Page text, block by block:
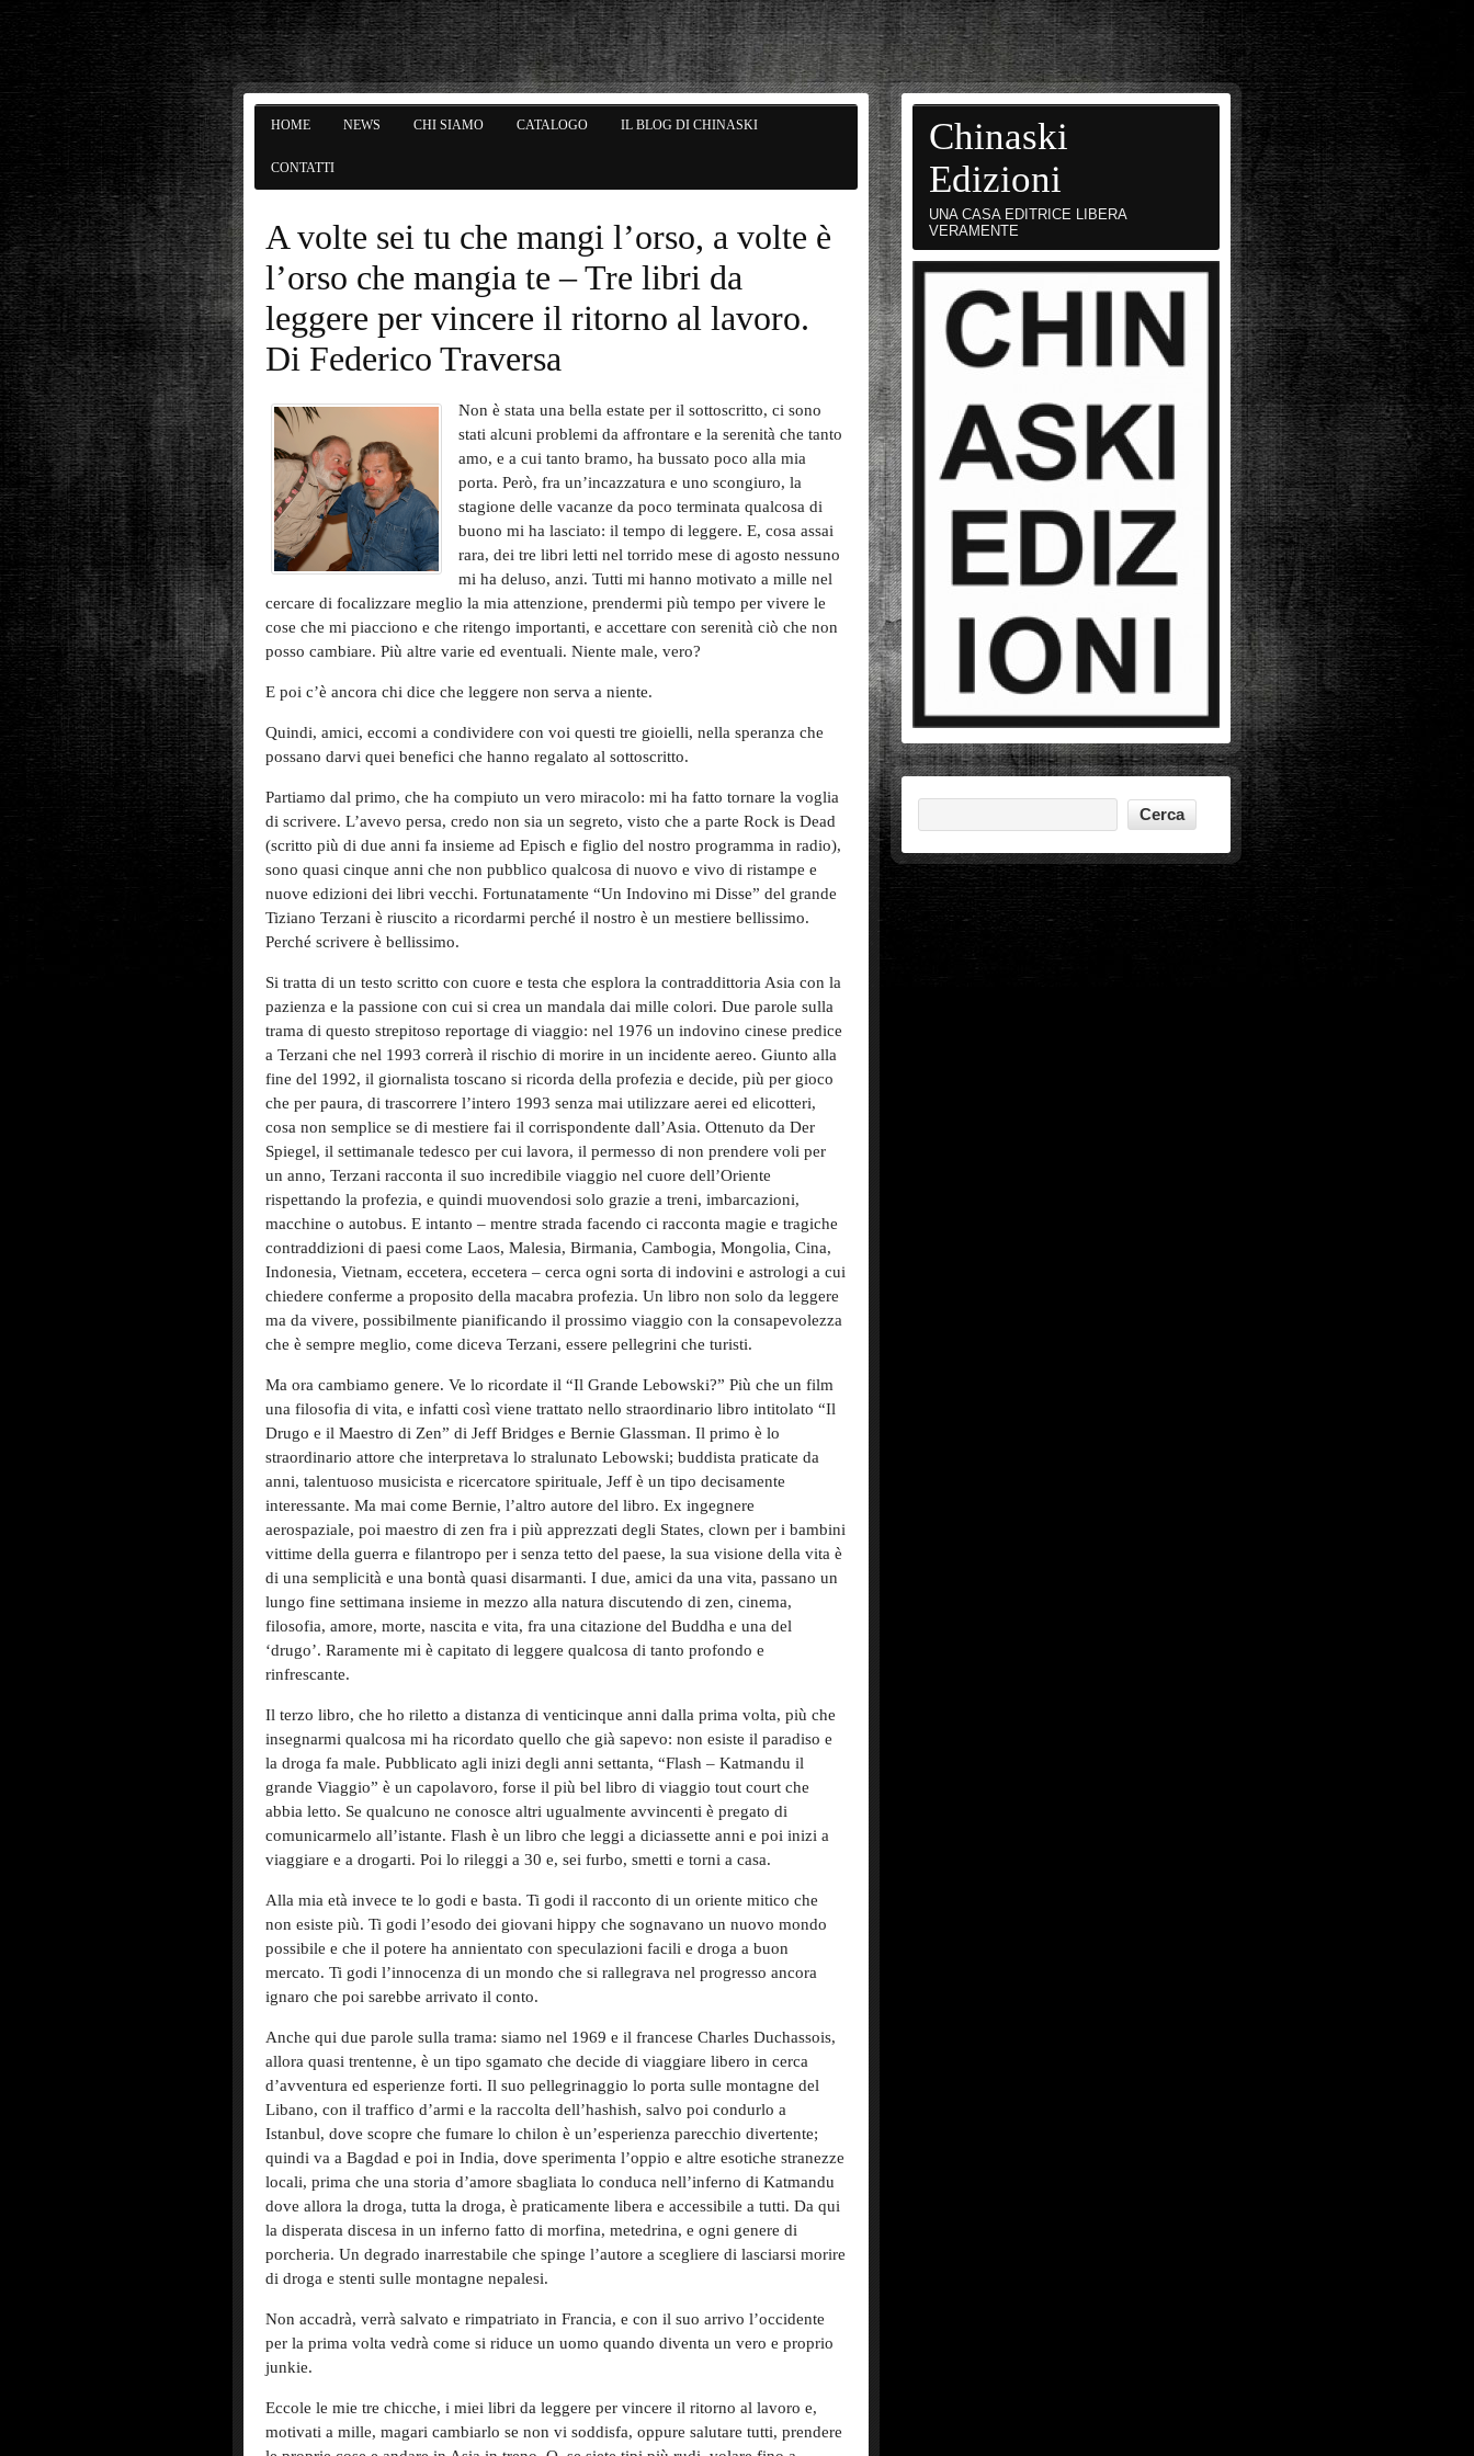
HOME NEWS CHI SIAMO CATALOGO IL BLOG DI CHINASKI
CONTATTI
A volte sei tu che mangi l’orso, a volte è
l’orso che mangia te – Tre libri da
leggere per vincere il ritorno al lavoro.
Di Federico Traversa
Non è stata una bella estate per il sottoscritto, ci sono
stati alcuni problemi da affrontare e la serenità che tanto
amo, e a cui tanto bramo, ha bussato poco alla mia
porta. Però, fra un’incazzatura e uno scongiuro, la
stagione delle vacanze da poco terminata qualcosa di
buono mi ha lasciato: il tempo di leggere. E, cosa assai
rara, dei tre libri letti nel torrido mese di agosto nessuno
mi ha deluso, anzi. Tutti mi hanno motivato a mille nel
cercare di focalizzare meglio la mia attenzione, prendermi più tempo per vivere le
cose che mi piacciono e che ritengo importanti, e accettare con serenità ciò che non
posso cambiare. Più altre varie ed eventuali. Niente male, vero?
E poi c’è ancora chi dice che leggere non serva a niente.
Quindi, amici, eccomi a condividere con voi questi tre gioielli, nella speranza che
possano darvi quei benefici che hanno regalato al sottoscritto.
Partiamo dal primo, che ha compiuto un vero miracolo: mi ha fatto tornare la voglia
di scrivere. L’avevo persa, credo non sia un segreto, visto che a parte Rock is Dead
(scritto più di due anni fa insieme ad Episch e figlio del nostro programma in radio),
sono quasi cinque anni che non pubblico qualcosa di nuovo e vivo di ristampe e
nuove edizioni dei libri vecchi. Fortunatamente “Un Indovino mi Disse” del grande
Tiziano Terzani è riuscito a ricordarmi perché il nostro è un mestiere bellissimo.
Perché scrivere è bellissimo.
Si tratta di un testo scritto con cuore e testa che esplora la contraddittoria Asia con la
pazienza e la passione con cui si crea un mandala dai mille colori. Due parole sulla
trama di questo strepitoso reportage di viaggio: nel 1976 un indovino cinese predice
a Terzani che nel 1993 correrà il rischio di morire in un incidente aereo. Giunto alla
fine del 1992, il giornalista toscano si ricorda della profezia e decide, più per gioco
che per paura, di trascorrere l’intero 1993 senza mai utilizzare aerei ed elicotteri,
cosa non semplice se di mestiere fai il corrispondente dall’Asia. Ottenuto da Der
Spiegel, il settimanale tedesco per cui lavora, il permesso di non prendere voli per
un anno, Terzani racconta il suo incredibile viaggio nel cuore dell’Oriente
rispettando la profezia, e quindi muovendosi solo grazie a treni, imbarcazioni,
macchine o autobus. E intanto – mentre strada facendo ci racconta magie e tragiche
contraddizioni di paesi come Laos, Malesia, Birmania, Cambogia, Mongolia, Cina,
Indonesia, Vietnam, eccetera, eccetera – cerca ogni sorta di indovini e astrologi a cui
chiedere conferme a proposito della macabra profezia. Un libro non solo da leggere
ma da vivere, possibilmente pianificando il prossimo viaggio con la consapevolezza
che è sempre meglio, come diceva Terzani, essere pellegrini che turisti.
Ma ora cambiamo genere. Ve lo ricordate il “Il Grande Lebowski?” Più che un film
una filosofia di vita, e infatti così viene trattato nello straordinario libro intitolato “Il
Drugo e il Maestro di Zen” di Jeff Bridges e Bernie Glassman. Il primo è lo
straordinario attore che interpretava lo stralunato Lebowski; buddista praticate da
anni, talentuoso musicista e ricercatore spirituale, Jeff è un tipo decisamente
interessante. Ma mai come Bernie, l’altro autore del libro. Ex ingegnere
aerospaziale, poi maestro di zen fra i più apprezzati degli States, clown per i bambini
vittime della guerra e filantropo per i senza tetto del paese, la sua visione della vita è
di una semplicità e una bontà quasi disarmanti. I due, amici da una vita, passano un
lungo fine settimana insieme in mezzo alla natura discutendo di zen, cinema,
filosofia, amore, morte, nascita e vita, fra una citazione del Buddha e una del
‘drugo’. Raramente mi è capitato di leggere qualcosa di tanto profondo e
rinfrescante.
Il terzo libro, che ho riletto a distanza di venticinque anni dalla prima volta, più che
insegnarmi qualcosa mi ha ricordato quello che già sapevo: non esiste il paradiso e
la droga fa male. Pubblicato agli inizi degli anni settanta, “Flash – Katmandu il
grande Viaggio” è un capolavoro, forse il più bel libro di viaggio tout court che
abbia letto. Se qualcuno ne conosce altri ugualmente avvincenti è pregato di
comunicarmelo all’istante. Flash è un libro che leggi a diciassette anni e poi inizi a
viaggiare e a drogarti. Poi lo rileggi a 30 e, sei furbo, smetti e torni a casa.
Alla mia età invece te lo godi e basta. Ti godi il racconto di un oriente mitico che
non esiste più. Ti godi l’esodo dei giovani hippy che sognavano un nuovo mondo
possibile e che il potere ha annientato con speculazioni facili e droga a buon
mercato. Ti godi l’innocenza di un mondo che si rallegrava nel progresso ancora
ignaro che poi sarebbe arrivato il conto.
Anche qui due parole sulla trama: siamo nel 1969 e il francese Charles Duchassois,
allora quasi trentenne, è un tipo sgamato che decide di viaggiare libero in cerca
d’avventura ed esperienze forti. Il suo pellegrinaggio lo porta sulle montagne del
Libano, con il traffico d’armi e la raccolta dell’hashish, salvo poi condurlo a
Istanbul, dove scopre che fumare lo chilon è un’esperienza parecchio divertente;
quindi va a Bagdad e poi in India, dove sperimenta l’oppio e altre esotiche stranezze
locali, prima che una storia d’amore sbagliata lo conduca nell’inferno di Katmandu
dove allora la droga, tutta la droga, è praticamente libera e accessibile a tutti. Da qui
la disperata discesa in un inferno fatto di morfina, metedrina, e ogni genere di
porcheria. Un degrado inarrestabile che spinge l’autore a scegliere di lasciarsi morire
di droga e stenti sulle montagne nepalesi.
Non accadrà, verrà salvato e rimpatriato in Francia, e con il suo arrivo l’occidente
per la prima volta vedrà come si riduce un uomo quando diventa un vero e proprio
junkie.
Eccole le mie tre chicche, i miei libri da leggere per vincere il ritorno al lavoro e,
motivati a mille, magari cambiarlo se non vi soddisfa, oppure salutare tutti, prendere
Chinaski
Edizioni
UNA CASA EDITRICE LIBERA
VERAMENTE